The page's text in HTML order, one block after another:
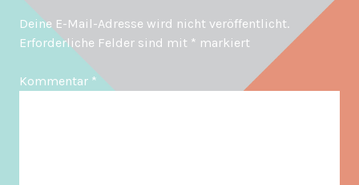
Deine E-Mail-Adresse wird nicht veröffentlicht.
Erforderliche Felder sind mit * markiert
Kommentar *